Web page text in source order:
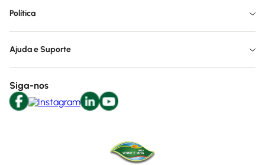
Política
Ajuda e Suporte
Siga-nos